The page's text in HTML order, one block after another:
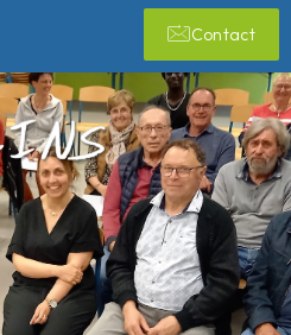
Contact